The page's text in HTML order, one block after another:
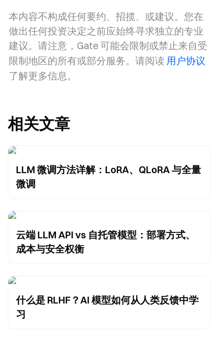
本内容不构成任何要约、招揽、或建议。您在
做出任何投资决定之前应始终寻求独立的专业
建议。请注意，Gate 可能会限制或禁止来自受
限制地区的所有或部分服务。请阅读 用户协议
了解更多信息。
相关文章
LLM 微调方法详解：LoRA、QLoRA 与全量
微调
云端 LLM API vs 自托管模型：部署方式、
成本与安全权衡
什么是 RLHF？AI 模型如何从人类反馈中学
习